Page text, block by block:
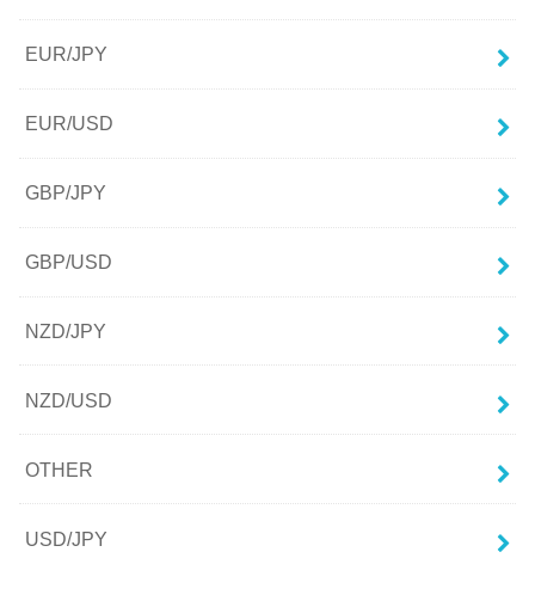
EUR/JPY
EUR/USD
GBP/JPY
GBP/USD
NZD/JPY
NZD/USD
OTHER
USD/JPY